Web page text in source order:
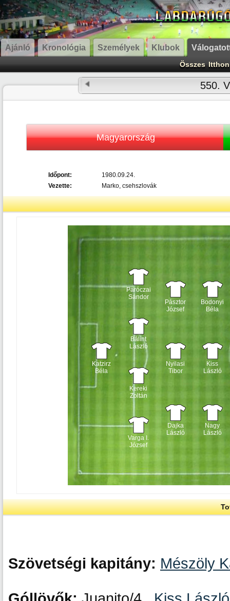
Ajánló Kronológia Személyek Klubok
Összes Itthon
550.
Magyarország
Időpont:
1980.09.24.
Vezette:
Marko, csehszlovák
Katzirz
Béla
Paróczai
Sándor
Bálint
László
Kereki
Zoltán
Varga I.
József
Pásztor
József
Nyilasi
Tibor
Dajka
László
Bodonyi
Béla
Kiss
László
Nagy
László
Szövetségi kapitány: Mészöly